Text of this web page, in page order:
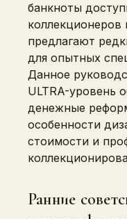
банкноты
предлагают
для опытных
Данное
ULTRA-уровень
денежные
особенности
стоимости и
Ранние